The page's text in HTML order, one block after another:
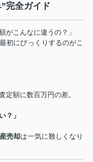
”完全ガイド
がこんなに違うの？」
初にびっくりするのがこ
定額に数百万円の差。
？」
売却は一気に難しくなり